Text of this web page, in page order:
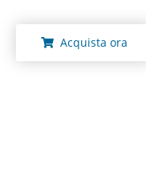
Acquista ora